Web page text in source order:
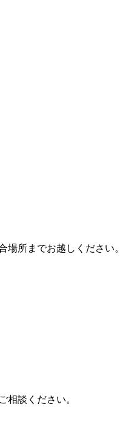
所までお越しください。
相談ください。